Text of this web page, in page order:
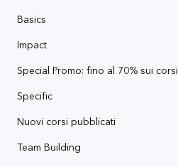
Basics
Impact
Special Promo: fino al 70% sui
Specific
Nuovi corsi pubblicati
Team Building